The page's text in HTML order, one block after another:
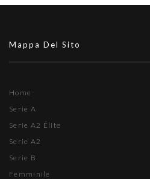
Mappa Del Sito
Home
Serie A
Serie A2 Élite
Serie A2
Serie B
Femminile